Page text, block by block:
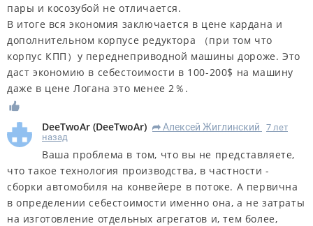
пары и косозубой не отличается.
В итоге вся экономия заключается в цене кардана и
дополнительном корпусе редуктора （при том что
корпус КПП）у переднеприводной машины дороже. Это
даст экономию в себестоимости в 100-200$ на машину
даже в цене Логана это менее 2％.
DeeTwoAr (DeeTwoAr) R Алексей Жиглинский
7 лет
назад
Ваша проблема в том, что вы не представляете,
что такое технология производства, в частности -
сборки автомобиля на конвейере в потоке. А первична
в определении себестоимости именно она, а не затраты
на изготовление отдельных агрегатов и, тем более,